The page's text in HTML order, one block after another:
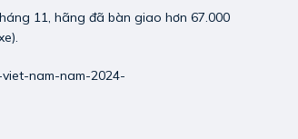
11, hãng đã bàn giao hơn 67.000
nam-nam-2024-